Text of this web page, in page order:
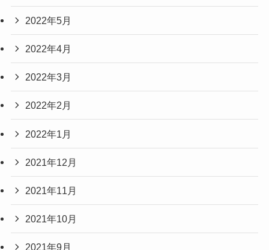
2022年5月
2022年4月
2022年3月
2022年2月
2022年1月
2021年12月
2021年11月
2021年10月
2021年9月